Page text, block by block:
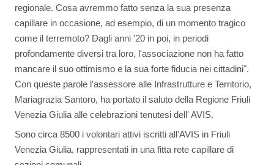
regionale. Cosa avremmo fatto senza la sua presenza
capillare in occasione, ad esempio, di un momento tragico
come il terremoto? Dagli anni '20 in poi, in periodi
profondamente diversi tra loro, l'associazione non ha fatto
mancare il suo ottimismo e la sua forte fiducia nei cittadini".
Con queste parole l'assessore alle Infrastrutture e Territorio,
Mariagrazia Santoro, ha portato il saluto della Regione Friuli
Venezia Giulia alle celebrazioni tenutesi dell' AVIS.
Sono circa 8500 i volontari attivi iscritti all'AVIS in Friuli
Venezia Giulia, rappresentati in una fitta rete capillare di